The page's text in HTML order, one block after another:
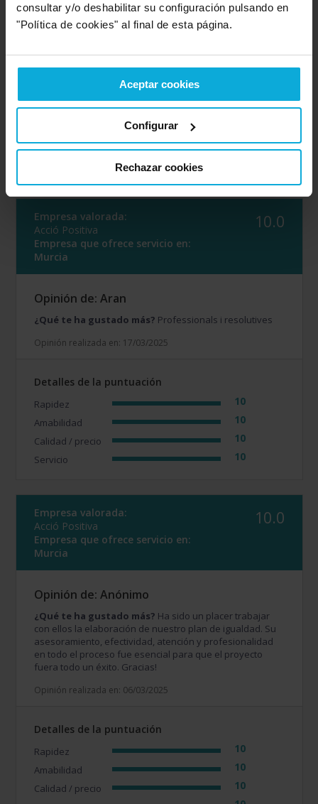
consultar y/o deshabilitar su configuración pulsando en
"Política de cookies" al final de esta página.
Aceptar cookies
Configurar
Rechazar cookies
¿Qué te ha gustado más? Todo en general, rapidez,
amabilidad, calidad y servicio.
Detalles de la puntuación
Rapidez 10
Calidad / precio 10
Empresa valorada:
Acció Positiva
Empresa que ofrece servicio en:
Murcia
10.0
Opinión de: Aran
¿Qué te ha gustado más? Professionals i resolutives
Opinión realizada en: 17/03/2025
Detalles de la puntuación
Rapidez 10
Amabilidad 10
Calidad / precio 10
Servicio 10
Empresa valorada:
Acció Positiva
Empresa que ofrece servicio en:
Murcia
10.0
Opinión de: Anónimo
¿Qué te ha gustado más? Ha sido un placer trabajar
con ellos la elaboración de nuestro plan de igualdad. Su
asesoramiento, efectividad, atención y profesionalidad
en todo el proceso fue esencial para que el proyecto
fuera todo un éxito. Gracias!
Opinión realizada en: 06/03/2025
Detalles de la puntuación
Rapidez 10
Amabilidad 10
Calidad / precio 10